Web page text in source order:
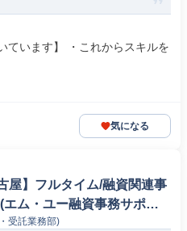
ています】 ・これからスキルを
気になる
屋】フルタイム/融資関連事
ム・ユー融資事務サポー
受託業務部)